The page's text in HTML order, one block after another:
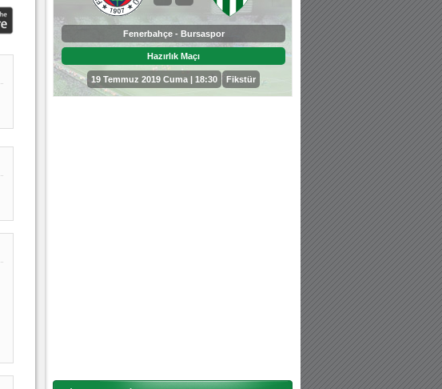
Fenerbahçe - Bursaspor
Hazırlık Maçı
19 Temmuz 2019 Cuma | 18:30 Fikstür
Bursaspor - Sepahan
Hazırlık Maçı
25 Temmuz 2019 Perşembe |